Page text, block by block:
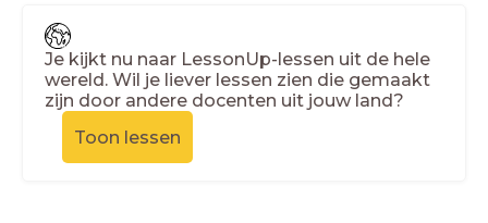
Je kijkt nu naar LessonUp-lessen uit de hele
wereld. Wil je liever lessen zien die gemaakt
zijn door andere docenten uit jouw land?
Toon lessen